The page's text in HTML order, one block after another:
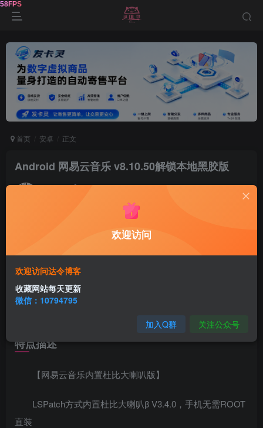
首页 安卓 正文
Android 网易云音乐 v8.10.50解锁本地黑胶版
鹿鸣 关注
网易云音乐是一款专注于发现与分享的音乐产品，依托
音乐人、DJ、好友推荐及社交功能，打造全新音乐生活。最
大特色是推荐算法和歌曲评论，正版高质量歌单：外语, 电
特点描述
【网易云音乐内置杜比大喇叭版】
LSPatch方式内置杜比大喇叭β V3.4.0，手机无需ROOT
直装
欢迎访问
欢迎访问达令博客
收藏网站每天更新
微信：10794795
加入Q群 关注公众号